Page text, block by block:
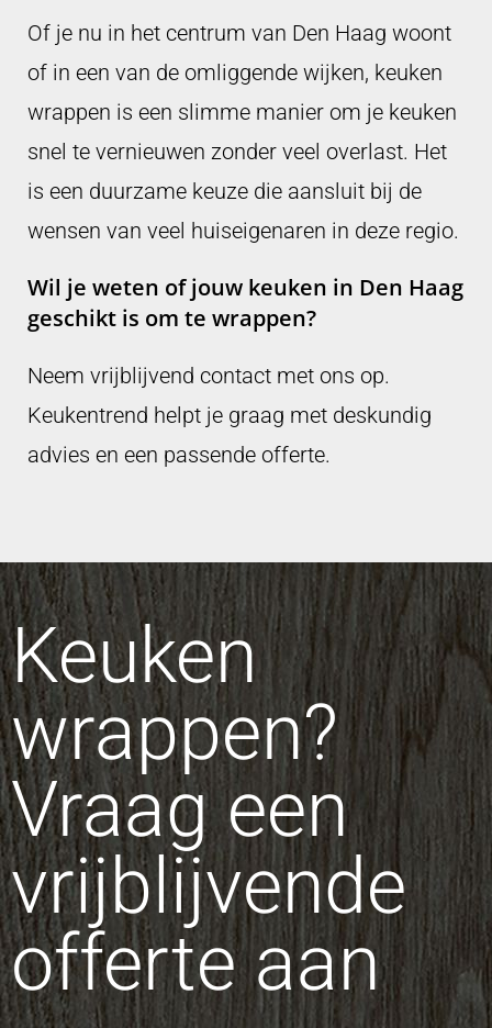
Of je nu in het centrum van Den Haag woont
of in een van de omliggende wijken, keuken
wrappen is een slimme manier om je keuken
snel te vernieuwen zonder veel overlast. Het
is een duurzame keuze die aansluit bij de
wensen van veel huiseigenaren in deze regio.
Wil je weten of jouw keuken in Den Haag
geschikt is om te wrappen?
Neem vrijblijvend contact met ons op.
Keukentrend helpt je graag met deskundig
advies en een passende offerte.
Keuken
wrappen?
Vraag een
vrijblijvende
offerte aan